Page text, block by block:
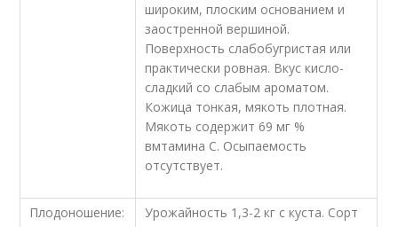
широким, плоским основанием и
заостренной вершиной.
Поверхность слабобугристая или
практически ровная. Вкус кисло-
сладкий со слабым ароматом.
Кожица тонкая, мякоть плотная.
Мякоть содержит 69 мг %
вмтамина С. Осыпаемость
отсутствует.
Плодоношение:
Урожайность 1,3-2 кг с куста. Сорт